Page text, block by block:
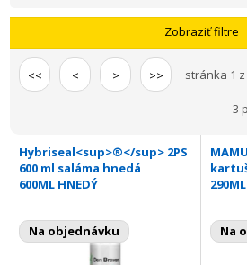
Zobraziť filtre
<< < > >> stránka 1 z
3
Hybriseal<sup>®</sup> 2PS
600 ml saláma hnedá
600ML HNEDÝ
Na objednávku Na